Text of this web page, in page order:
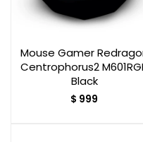
Mouse Gamer
Centrophorus2
Black
$ 999